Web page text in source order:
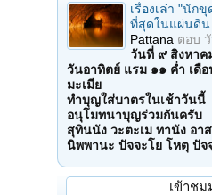
เรื่องเล่า "นัก
ที่สุดในแผ่นดิน
Pattana ตอบ
วันที่ ๙ สิงหาค
วันอาทิตย์ แรม ๑๑ ค่ำ เดื
มะเมีย
ทำบุญใส่บาตรในเช้าวันนี้
อนุโมทนาบุญร่วมกันครับ
สุทินนัง วะตะเม ทานัง อา
นิพพานะ ปัจจะโย โหตุ ปัจ
เข้าชม